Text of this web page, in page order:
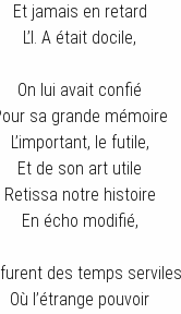
Et jamais en retard
L’I. A était docile,
On lui avait confié
sa grande mémoire
L’important, le futile,
Et de son art utile
Retissa notre histoire
En écho modifié,
des temps serviles
Où l’étrange pouvoir